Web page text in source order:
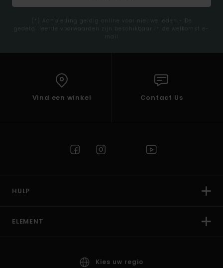
(*) Aanbieding geldig online voor nieuwe leden - De
gedetailleerde voorwaarden zijn beschikbaar in de welkomst e-
mail
Vind een winkel Contact Us
HULP
ELEMENT
Kies uw regio